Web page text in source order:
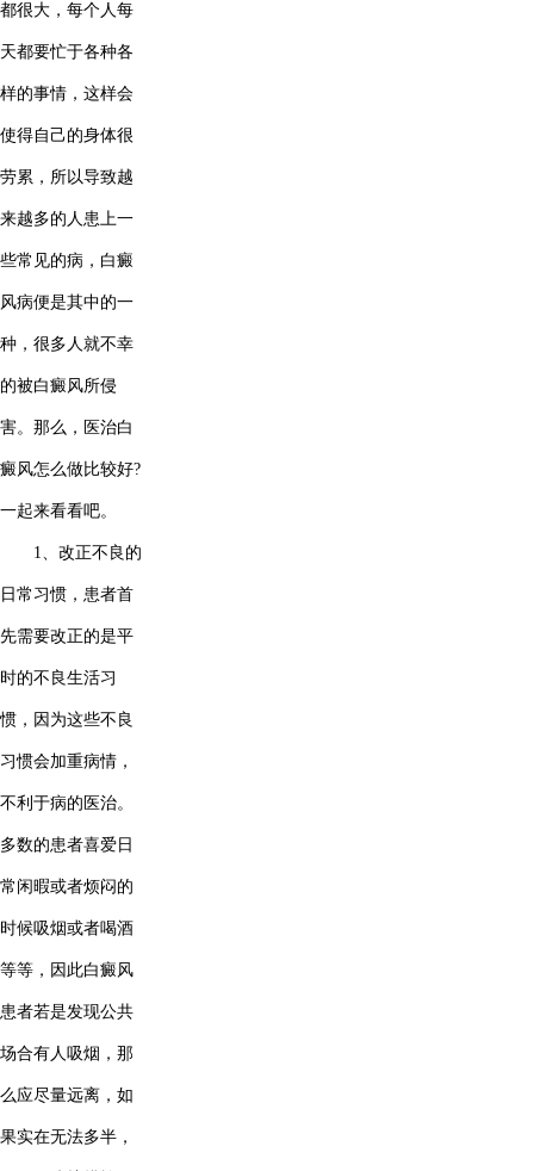
都很大，每个人每
天都要忙于各种各
样的事情，这样会
使得自己的身体很
劳累，所以导致越
来越多的人患上一
些常见的病，白癜
风病便是其中的一
种，很多人就不幸
的被白癜风所侵
害。那么，医治白
癜风怎么做比较好?
一起来看看吧。
1、改正不良的
日常习惯，患者首
先需要改正的是平
时的不良生活习
惯，因为这些不良
习惯会加重病情，
不利于病的医治。
多数的患者喜爱日
常闲暇或者烦闷的
时候吸烟或者喝酒
等等，因此白癜风
患者若是发现公共
场合有人吸烟，那
么应尽量远离，如
果实在无法多半，